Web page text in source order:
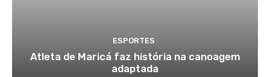
ESPORTES
Atleta de Maricá faz história na canoagem
adaptada